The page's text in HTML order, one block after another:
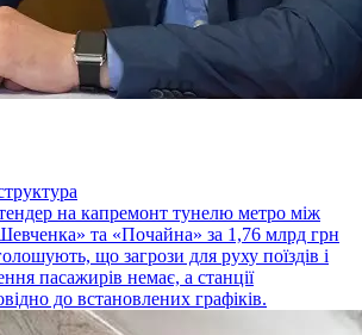
на капремонт тунелю метро між
та «Почайна» за 1,76 млрд грн
що загрози для руху поїздів і
пасажирів немає, а станції
до встановлених графіків.